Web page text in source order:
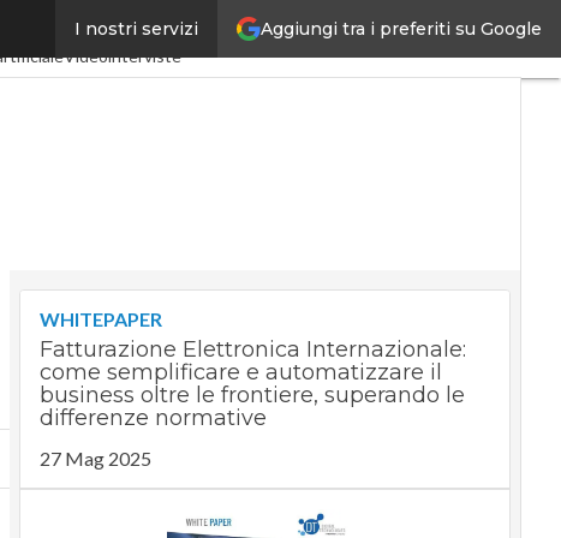
Aggiungi tra i preferiti su Google
I nostri servizi
SpacEconomy
Videointerviste
WHITEPAPER
Fatturazione Elettronica Internazionale:
come semplificare e automatizzare il
business oltre le frontiere, superando le
differenze normative
27 Mag 2025